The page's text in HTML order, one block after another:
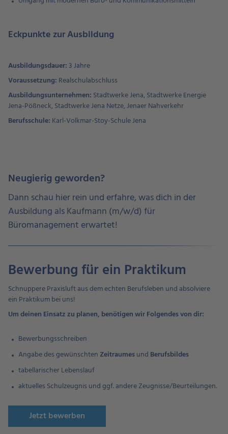
Eckpunkte zur Ausbildung
Ausbildungsdauer:3 Jahre
Voraussetzung: Realschulabschluss
Ausbildungsunternehmen: Stadtwerke Jena, Stadtwerke Energie
Jena-Pößneck, Stadtwerke Jena Netze, Jenaer Nahverkehr
Berufsschule: Karl-Volkmar-Stoy-Schule Jena
Neugierig geworden?
Dann schau hier rein und erfahre, was dich in der
Ausbildung als Kaufmann (m/w/d) für
Büromanagement erwartet!
Bewerbung für ein Praktikum
Schnuppere Praxisluft aus dem echten Berufsleben und absolviere
ein Praktikum bei uns!
Um deinen Einsatz zu planen, benötigen wir Folgendes von dir:
Bewerbungsschreiben
Angabe des gewünschten Zeitraumesund Berufsbildes
tabellarischer Lebenslauf
aktuelles Schulzeugnis und ggf. andere Zeugnisse/Beurteilungen.
Jetzt bewerben